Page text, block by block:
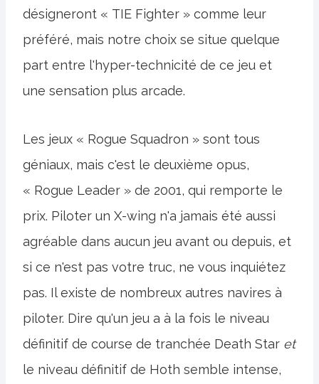
désigneront « TIE Fighter » comme leur
préféré, mais notre choix se situe quelque
part entre l'hyper-technicité de ce jeu et
une sensation plus arcade.
Les jeux « Rogue Squadron » sont tous
géniaux, mais c'est le deuxième opus,
« Rogue Leader » de 2001, qui remporte le
prix. Piloter un X-wing n'a jamais été aussi
agréable dans aucun jeu avant ou depuis, et
si ce n'est pas votre truc, ne vous inquiétez
pas. Il existe de nombreux autres navires à
piloter. Dire qu'un jeu a à la fois le niveau
définitif de course de tranchée Death Star et
le niveau définitif de Hoth semble intense,